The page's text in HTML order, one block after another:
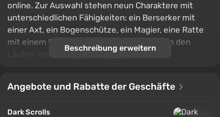
online. Zur Auswahl stehen neun Charaktere mit
unterschiedlichen Fähigkeiten: ein Berserker mit
einer Axt, ein Bogenschütze, ein Magier, eine Ratte
mit einem Saxophon und andere. Zwischen den
Läufen werden neue Fähigkeiten und
Beschreibung erweitern
Angebote und Rabatte der Geschäfte
Dark Scrolls